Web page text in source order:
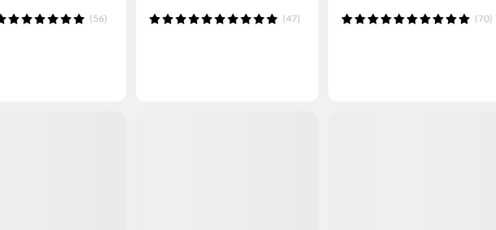
(56) (47) (70)